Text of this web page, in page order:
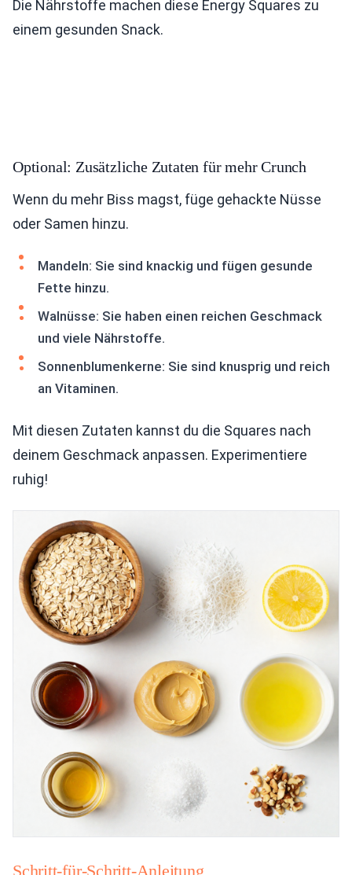
Die Nährstoffe machen diese Energy Squares zu
einem gesunden Snack.
Optional: Zusätzliche Zutaten für mehr Crunch
Wenn du mehr Biss magst, füge gehackte Nüsse
oder Samen hinzu.
Mandeln: Sie sind knackig und fügen gesunde
Fette hinzu.
Walnüsse: Sie haben einen reichen Geschmack
und viele Nährstoffe.
Sonnenblumenkerne: Sie sind knusprig und reich
an Vitaminen.
Mit diesen Zutaten kannst du die Squares nach
deinem Geschmack anpassen. Experimentiere
ruhig!
Schritt-für-Schritt-Anleitung